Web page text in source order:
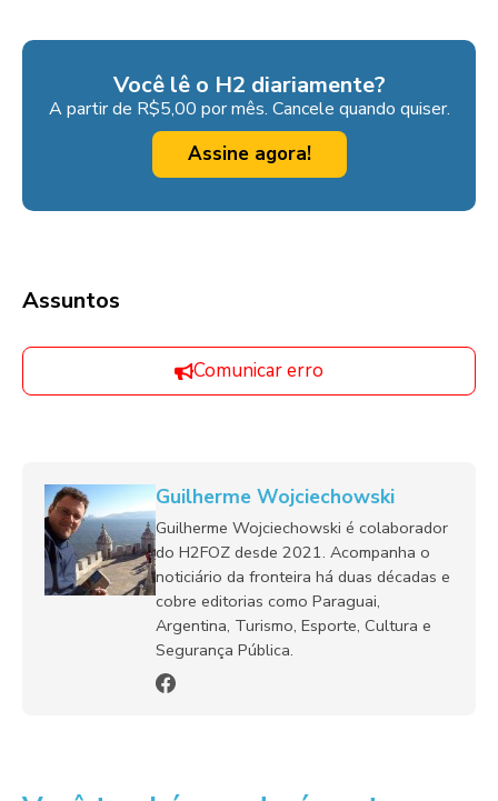
Você lê o H2 diariamente?
A partir de R$5,00 por mês. Cancele quando quiser.
Assine agora!
Assuntos
Comunicar erro
Guilherme Wojciechowski
Guilherme Wojciechowski é colaborador
do H2FOZ desde 2021. Acompanha o
noticiário da fronteira há duas décadas e
cobre editorias como Paraguai,
Argentina, Turismo, Esporte, Cultura e
Segurança Pública.